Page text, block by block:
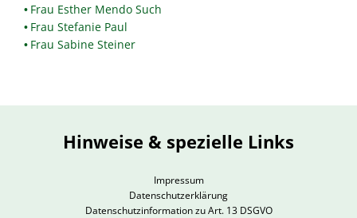
Frau Esther Mendo Such
Frau Stefanie Paul
Frau Sabine Steiner
Hinweise & spezielle Links
Impressum
Datenschutzerklärung
Datenschutzinformation zu Art. 13 DSGVO